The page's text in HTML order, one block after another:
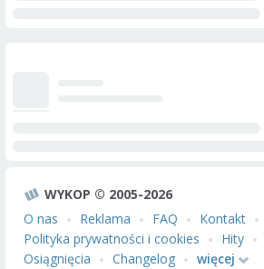
WYKOP © 2005-2026
O nas
Reklama FAQ Kontakt
Polityka prywatności i cookies
Hity
Osiągnięcia
Changelog więcej